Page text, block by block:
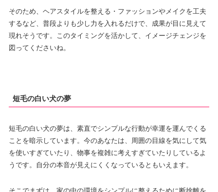
そのため、ヘアスタイルを整える・ファッションやメイクを工夫
するなど、普段よりも少し力を入れるだけで、成果が目に見えて
現れそうです。このタイミングを活かして、イメージチェンジを
図ってくださいね。
短毛の白い犬の夢
短毛の白い犬の夢は、素直でシンプルな行動が幸運を運んでくる
ことを暗示しています。今のあなたは、周囲の目線を気にして気
を使いすぎていたり、物事を複雑に考えすぎていたりしているよ
うです。自分の本音が見えにくくなっているともいえます。
そこでまずは、家の中の環境をシンプルに整えるために断捨離を